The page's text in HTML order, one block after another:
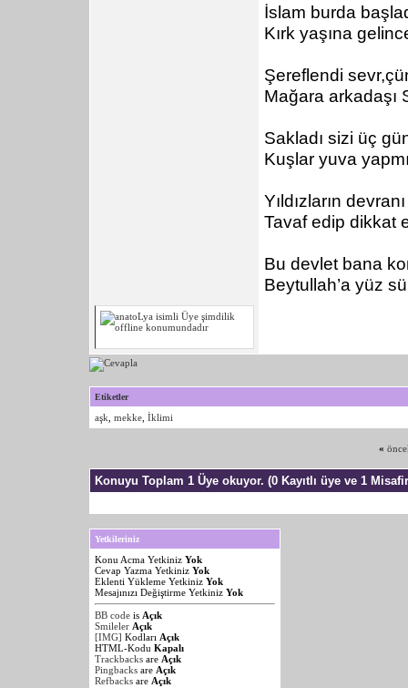
İslam burda
Kırk yaşına
Şereflendi
Mağara arkadaşı
Sakladı sizi üç
Kuşlar yuva
Yıldızların
Tavaf edip dikkat
Bu devlet bana
Beytullah’a yüz
Etiketler
aşk mekke İklimi
«
Konuyu Toplam 1 Üye okuyor. (0 Kayıtlı üye ve 1
Yetkileriniz
Konu Acma Yetkiniz Yok
Cevap Yazma Yetkiniz Yok
Eklenti Yükleme Yetkiniz Yok
Mesajınızı Değiştirme Yetkiniz Yok
BB code is Açık
Smileler Açık
[IMG] Kodları Açık
HTML-Kodu Kapalı
Trackbacks are Açık
Pingbacks are Açık
Refbacks are Açık